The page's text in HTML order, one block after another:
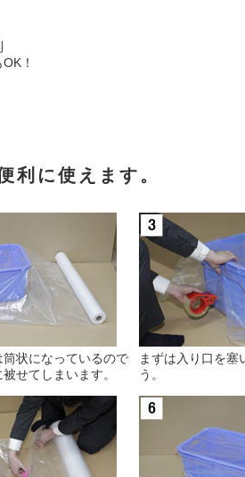
！
利に使えます。
状になっているので
せてしまいます。
まずは入り口を塞
う。